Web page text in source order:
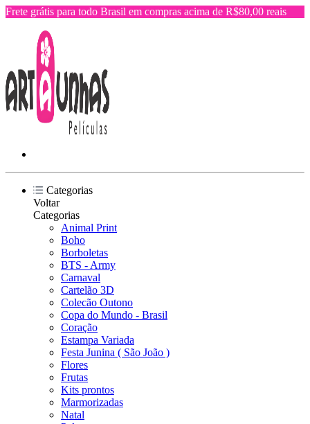
Frete grátis para todo Brasil em compras acima de R$80,00 reais
Categorias
Voltar
Categorias
Animal Print
Boho
Borboletas
BTS - Army
Carnaval
Cartelão 3D
Colecão Outono
Copa do Mundo - Brasil
Coração
Estampa Variada
Festa Junina ( São João )
Flores
Frutas
Kits prontos
Marmorizadas
Natal